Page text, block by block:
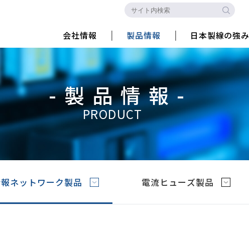
会社情報 製品情報 日本製線の強み
-製品情報-
PRODUCT
ネットワーク製品 電流ヒューズ製品